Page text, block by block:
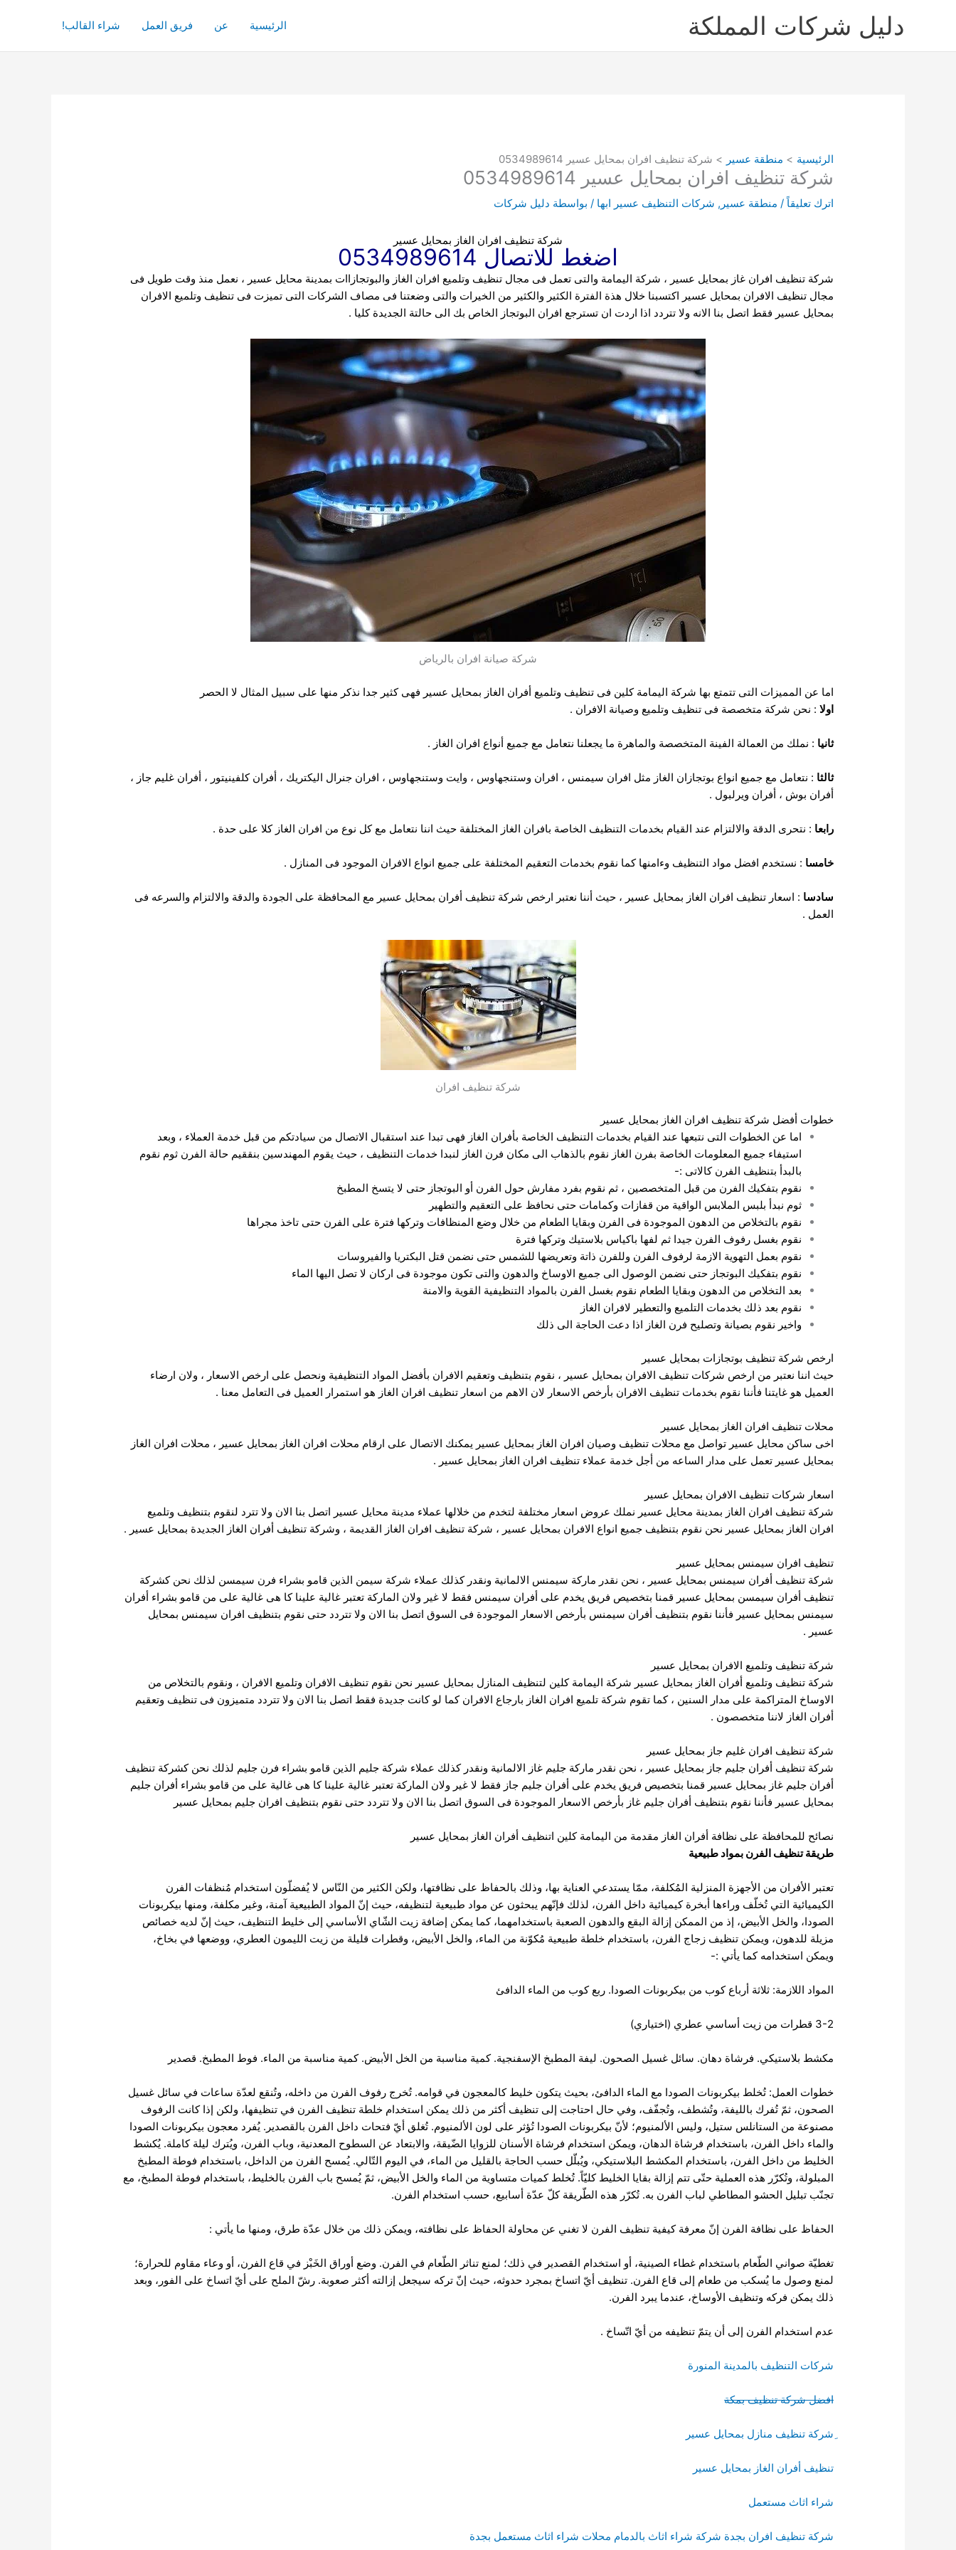
دليل شركات المملكة الرئيسية عن فريق العمل شراء القالب!
الرئيسية منطقة عسير شركة تنظيف افران بمحايل عسير 0534989614
شركة تنظيف افران بمحايل عسير 0534989614
اترك تعليقاً / منطقة عسير , شركات التنظيف عسير ابها / بواسطة دليل شركات
شركة تنظيف افران الغاز بمحايل عسير
اضغط للاتصال 0534989614
شركة تنظيف افران غاز بمحايل عسير ، شركة اليمامة والتى تعمل فى مجال تنظيف وتلميع افران الغاز والبوتجازاات بمدينة محايل عسير ، نعمل منذ وقت طويل فى
مجال تنظيف الافران بمحايل عسير اكتسبنا خلال هذة الفترة الكثير والكثير من الخيرات والتى وضعتنا فى مصاف الشركات التى تميزت فى تنظيف وتلميع الافران
بمحايل عسير فقط اتصل بنا الانه ولا تتردد اذا اردت ان تسترجع افران البوتجاز الخاص بك الى حالتة الجديدة كليا .
شركة صيانة افران بالرياض
اما عن المميزات التى تتمتع بها شركة اليمامة كلين فى تنظيف وتلميع أفران الغاز بمحايل عسير فهى كثير جدا نذكر منها على سبيل المثال لا الحصر
اولا : نحن شركة متخصصة فى تنظيف وتلميع وصيانة الافران .
ثانيا : نملك من العمالة الفينة المتخصصة والماهرة ما يجعلنا نتعامل مع جميع أنواع افران الغاز .
ثالثا : نتعامل مع جميع انواع بوتجازان الغاز مثل افران سيمنس ، افران وستنجهاوس ، وايت وستنجهاوس ، افران جنرال اليكتريك ، أفران كلفينيتور ، أفران غليم جاز ،
أفران بوش ، أفران ويرلبول .
رابعا : نتحرى الدقة والالتزام عند القيام بخدمات التنظيف الخاصة بافران الغاز المختلفة حيث اننا نتعامل مع كل نوع من افران الغاز كلا على حدة .
خامسا : نستخدم افضل مواد التنظيف وءامنها كما نقوم بخدمات التعقيم المختلفة على جميع انواع الافران الموجود فى المنازل .
سادسا : اسعار تنظيف افران الغاز بمحايل عسير ، حيث أننا نعتبر ارخص شركة تنظيف أفران بمحايل عسير مع المحافظة على الجودة والدقة والالتزام والسرعه فى
العمل .
شركة تنظيف افران
خطوات أفضل شركة تنظيف افران الغاز بمحايل عسير
اما عن الخطوات التى نتبعها عند القيام بخدمات التنظيف الخاصة بأفران الغاز فهى تبدا عند استقبال الاتصال من سيادتكم من قبل خدمة العملاء ، وبعد
استيفاء جميع المعلومات الخاصة بفرن الغاز نقوم بالذهاب الى مكان فرن الغاز لنبدا خدمات التنظيف ، حيث يقوم المهندسين بنققيم حالة الفرن ثوم نقوم
بالبدأ بتنظيف الفرن كالاتى :-
نقوم بتفكيك الفرن من قبل المتخصصين ، ثم نقوم بفرد مفارش حول الفرن أو البوتجاز حتى لا يتسخ المطبخ
ثوم نبدأ بلبس الملابس الواقية من قفازات وكمامات حتى نحافظ على التعقيم والتطهير
نقوم بالتخلاص من الدهون الموجودة فى الفرن وبقايا الطعام من خلال وضع المنظافات وتركها فترة على الفرن حتى تاخذ مجراها
نقوم بغسل رفوف الفرن جيدا ثم لفها باكياس بلاستيك وتركها فترة
نقوم بعمل التهوية الازمة لرفوف الفرن وللفرن ذاتة وتعريضها للشمس حتى نضمن قتل البكتريا والفيروسات
نقوم بتفكيك البوتجاز حتى نضمن الوصول الى جميع الاوساخ والدهون والتى تكون موجودة فى اركان لا تصل اليها الماء
بعد التخلاص من الدهون وبقايا الطعام نقوم بغسل الفرن بالمواد التنظيفية القوية والامنة
نقوم بعد ذلك بخدمات التلميع والتعطير لافران الغاز
واخير نقوم بصيانة وتصليح فرن الغاز اذا دعت الحاجة الى ذلك
ارخص شركة تنظيف بوتجازات بمحايل عسير
حيث اننا نعتبر من ارخص شركات تنظيف الافران بمحايل عسير ، نقوم بتنظيف وتعقيم الافران بأفضل المواد التنظيفية ونحصل على ارخص الاسعار ، ولان ارضاء
العميل هو غايتنا فأننا نقوم بخدمات تنظيف الافران بأرخص الاسعار لان الاهم من اسعار تنظيف افران الغاز هو استمرار العميل فى التعامل معنا .
محلات تنظيف افران الغاز بمحايل عسير
اخى ساكن محايل عسير تواصل مع محلات تنظيف وصيان افران الغاز بمحايل عسير يمكنك الاتصال على ارقام محلات افران الغاز بمحايل عسير ، محلات افران الغاز
بمحايل عسير تعمل على مدار الساعه من أجل خدمة عملاء تنظيف افران الغاز بمحايل عسير .
اسعار شركات تنظيف الافران بمحايل عسير
شركة تنظيف افران الغاز بمدينة محايل عسير نملك عروض اسعار مختلفة لتخدم من خلالها عملاء مدينة محايل عسير اتصل بنا الان ولا تترد لنقوم بتنظيف وتلميع
افران الغاز بمحايل عسير نحن نقوم بتنظيف جميع انواع الافران بمحايل عسير ، شركة تنظيف افران الغاز القديمة ، وشركة تنظيف أفران الغاز الجديدة بمحايل عسير .
تنظيف افران سيمنس بمحايل عسير
شركة تنظيف أفران سيمنس بمحايل عسير ، نحن نقدر ماركة سيمنس الالمانية ونقدر كذلك عملاء شركة سيمن الذين قامو بشراء فرن سيمسن لذلك نحن كشركة
تنظيف أفران سيمسن بمحايل عسير قمنا بتخصيص فريق يخدم على أفران سيمنس فقط لا غير ولان الماركة تعتبر غالية علينا كا هى غالية على من قامو بشراء أفران
سيمنس بمحايل عسير فأننا نقوم بتنظيف أفران سيمنس بأرخص الاسعار الموجودة فى السوق اتصل بنا الان ولا تتردد حتى نقوم بتنظيف افران سيمنس بمحايل
عسير .
شركة تنظيف وتلميع الافران بمحايل عسير
شركة تنظيف وتلميع أفران الغاز بمحايل عسير شركة اليمامة كلين لتنظيف المنازل بمحايل عسير نحن نقوم تنظيف الافران وتلميع الافران ، ونقوم بالتخلاص من
الاوساخ المتراكمة على مدار السنين ، كما تقوم شركة تلميع افران الغاز بارجاع الافران كما لو كانت جديدة فقط اتصل بنا الان ولا تتردد متميزون فى تنظيف وتعقيم
أفران الغاز لاننا متخصصون .
شركة تنظيف افران غليم جاز بمحايل عسير
شركة تنظيف أفران جليم جاز بمحايل عسير ، نحن نقدر ماركة جليم غاز الالمانية ونقدر كذلك عملاء شركة جليم الذين قامو بشراء فرن جليم لذلك نحن كشركة تنظيف
أفران جليم غاز بمحايل عسير قمنا بتخصيص فريق يخدم على أفران جليم جاز فقط لا غير ولان الماركة تعتبر غالية علينا كا هى غالية على من قامو بشراء أفران جليم
بمحايل عسير فأننا نقوم بتنظيف أفران جليم غاز بأرخص الاسعار الموجودة فى السوق اتصل بنا الان ولا تتردد حتى نقوم بتنظيف افران جليم بمحايل عسير
نصائح للمحافظة على نظافة أفران الغاز مقدمة من اليمامة كلين اتنظيف أفران الغاز بمحايل عسير
طريقة تنظيف الفرن بمواد طبيعية
تعتبر الأفران من الأجهزة المنزلية المُكلفة، ممّا يستدعي العناية بها، وذلك بالحفاظ على نظافتها، ولكن الكثير من النّاس لا يُفضلّون استخدام مُنظفات الفرن
الكيميائية التي تُخلّف وراءها أبخرة كيميائية داخل الفرن، لذلك فإنّهم يبحثون عن مواد طبيعية لتنظيفه، حيث إنّ المواد الطبيعية آمنة، وغير مكلفة، ومنها بيكربونات
الصودا، والخل الأبيض، إذ من الممكن إزالة البقع والدهون الصعبة باستخدامهما، كما يمكن إضافة زيت الشّاي الأساسي إلى خليط التنظيف، حيث إنّ لديه خصائص
مزيلة للدهون، ويمكن تنظيف زجاج الفرن، باستخدام خلطة طبيعية مُكوّنة من الماء، والخل الأبيض، وقطرات قليلة من زيت الليمون العطري، ووضعها في بخاخ،
ويمكن استخدامه كما يأتي :-
المواد اللازمة: ثلاثة أرباع كوب من بيكربونات الصودا. ربع كوب من الماء الدافئ
3-2 قطرات من زيت أساسي عطري (اختياري)
مكشط بلاستيكي. فرشاة دهان. سائل غسيل الصحون. ليفة المطبخ الإسفنجية. كمية مناسبة من الخل الأبيض. كمية مناسبة من الماء. فوط المطبخ. قصدير
خطوات العمل: تُخلط بيكربونات الصودا مع الماء الدافئ، بحيث يتكون خليط كالمعجون في قوامه. تُخرج رفوف الفرن من داخله، وتُنقع لعدّة ساعات في سائل غسيل
الصحون، ثمّ تُفرك بالليفة، وتُشطف، وتُجفّف، وفي حال احتاجت إلى تنظيف أكثر من ذلك يمكن استخدام خلطة تنظيف الفرن في تنظيفها، ولكن إذا كانت الرفوف
مصنوعة من الستانلس ستيل، وليس الألمنيوم؛ لأنّ بيكربونات الصودا تُؤثر على لون الألمنيوم. تُغلق أيّ فتحات داخل الفرن بالقصدير. يُفرد معجون بيكربونات الصودا
والماء داخل الفرن، باستخدام فرشاة الدهان، ويمكن استخدام فرشاة الأسنان للزوايا الضّيقة، والابتعاد عن السطوح المعدنية، وباب الفرن، ويُترك ليلة كاملة. يُكشط
الخليط من داخل الفرن، باستخدام المكشط البلاستيكي، ويُبلّل حسب الحاجة بالقليل من الماء، في اليوم التّالي. يُمسح الفرن من الداخل، باستخدام فوطة المطبخ
المبلولة، وتُكرّر هذه العملية حتّى تتم إزالة بقايا الخليط كليّاً. تُخلط كميات متساوية من الماء والخل الأبيض، ثمّ يُمسح باب الفرن بالخليط، باستخدام فوطة المطبخ، مع
تجنّب تبليل الحشو المطاطي لباب الفرن به. تُكرّر هذه الطّريقة كلّ عدّة أسابيع، حسب استخدام الفرن.
الحفاظ على نظافة الفرن إنّ معرفة كيفية تنظيف الفرن لا تغني عن محاولة الحفاظ على نظافته، ويمكن ذلك من خلال عدّة طرق، ومنها ما يأتي :
تغطيّة صواني الطّعام باستخدام غطاء الصينية، أو استخدام القصدير في ذلك؛ لمنع تناثر الطّعام في الفرن. وضع أوراق الخَبْز في قاع الفرن، أو وعاء مقاوم للحرارة؛
لمنع وصول ما يُسكب من طعام إلى قاع الفرن. تنظيف أيّ اتساخ بمجرد حدوثه، حيث إنّ تركه سيجعل إزالته أكثر صعوبة. رشّ الملح على أيّ اتساخ على الفور، وبعد
ذلك يمكن فركه وتنظيف الأوساخ، عندما يبرد الفرن.
عدم استخدام الفرن إلى أن يتمّ تنظيفه من أيّ اتّساخ .
شركات التنظيف بالمدينة المنورة
افضل شركة تنظيف بمكة
ِشركة تنظيف منازل بمحايل عسير
تنظيف أفران الغاز بمحايل عسير
شراء اثاث مستعمل
شركة تنظيف افران بجدة شركة شراء اثاث بالدمام محلات شراء اثاث مستعمل بجدة